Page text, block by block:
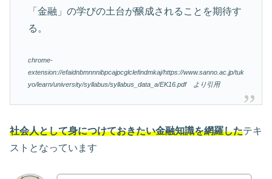
「金融」の学びの土台が醸成されることを期待す
る。
chrome-
extension://efaidnbmnnnibpcajpcglclefindmkaj/https://www.sanno.ac.jp/tuk
yo/learn/university/syllabus/syllabus_data_a/EK16.pdf より引用
社会人として身につけておきたい金融知識を網羅したテキ
ストとなっています